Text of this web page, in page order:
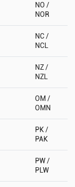
NO /
NOR
NC /
NCL
NZ /
NZL
OM /
OMN
PK /
PAK
PW /
PLW